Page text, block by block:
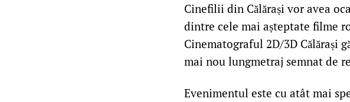
Cinefilii din Călărași vor avea
dintre cele mai așteptate filme
Cinematograful 2D/3D Călărași
mai nou lungmetraj semnat de
Evenimentul este cu atât mai